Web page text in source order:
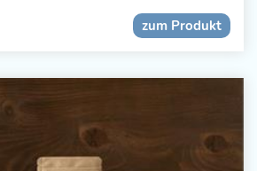
zum Produkt